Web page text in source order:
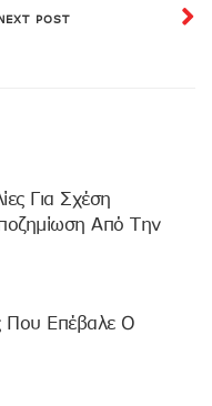
POST
Για Σχέση
Από Την
Που Επέβαλε Ο